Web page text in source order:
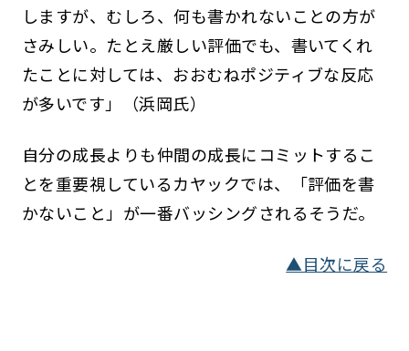
しますが、むしろ、何も書かれないことの方が
さみしい。たとえ厳しい評価でも、書いてくれ
たことに対しては、おおむねポジティブな反応
が多いです」（浜岡氏）
自分の成長よりも仲間の成長にコミットするこ
とを重要視しているカヤックでは、「評価を書
かないこと」が一番バッシングされるそうだ。
▲目次に戻る